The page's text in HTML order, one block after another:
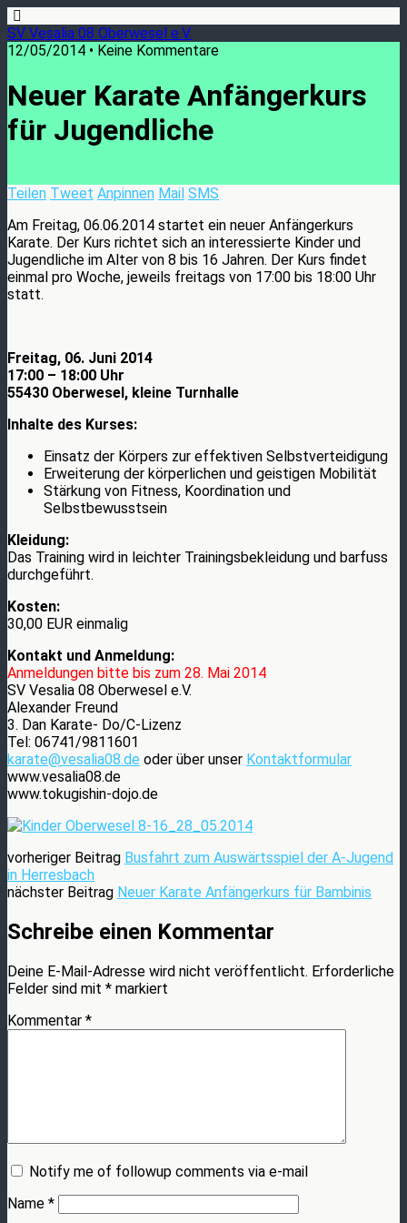
SV Vesalia 08 Oberwesel e.V.
12/05/2014 • Keine Kommentare
Neuer Karate Anfängerkurs
für Jugendliche
Teilen Tweet Anpinnen Mail SMS
Am Freitag, 06.06.2014 startet ein neuer Anfängerkurs
Karate. Der Kurs richtet sich an interessierte Kinder und
Jugendliche im Alter von 8 bis 16 Jahren. Der Kurs findet
einmal pro Woche, jeweils freitags von 17:00 bis 18:00 Uhr
statt.
Freitag, 06. Juni 2014
17:00 – 18:00 Uhr
55430 Oberwesel, kleine Turnhalle
Inhalte des Kurses:
Einsatz der Körpers zur effektiven Selbstverteidigung
Erweiterung der körperlichen und geistigen Mobilität
Stärkung von Fitness, Koordination und
Selbstbewusstsein
Kleidung:
Das Training wird in leichter Trainingsbekleidung und barfuss
durchgeführt.
Kosten:
30,00 EUR einmalig
Kontakt und Anmeldung:
Anmeldungen bitte bis zum 28. Mai 2014
SV Vesalia 08 Oberwesel e.V.
Alexander Freund
3. Dan Karate- Do/C-Lizenz
Tel: 06741/9811601
karate@vesalia08.de oder über unser Kontaktformular
www.vesalia08.de
www.tokugishin-dojo.de
vorheriger Beitrag Busfahrt zum Auswärtsspiel der A-Jugend
in Herresbach
nächster Beitrag Neuer Karate Anfängerkurs für Bambinis
Schreibe einen Kommentar
Deine E-Mail-Adresse wird nicht veröffentlicht. Erforderliche
Felder sind mit * markiert
Kommentar *
Notify me of followup comments via e-mail
Name *